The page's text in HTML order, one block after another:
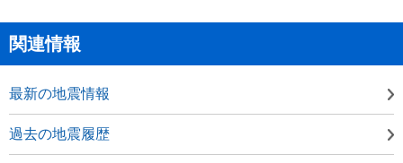
関連情報
最新の地震情報
過去の地震履歴